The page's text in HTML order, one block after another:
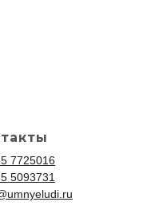
7725016
5093731